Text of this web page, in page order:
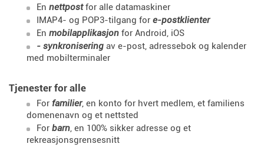
En nettpostfor alle datamaskiner
IMAP4- og POP3-tilgang for e-postklienter
En mobilapplikasjon for Android, iOS
- synkronisering av e-post, adressebok og kalender
med mobilterminaler
Tjenester for alle
For familier, en konto for hvert medlem, et familiens
domenenavn og et nettsted
For barn, en 100% sikker adresse og et
rekreasjonsgrensesnitt